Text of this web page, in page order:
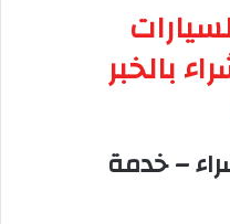
بالخبر
– خدمة